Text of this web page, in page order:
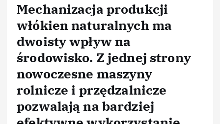
Mechanizacja produkcji
włókien naturalnych ma
dwoisty wpływ na
środowisko. Z jednej strony
nowoczesne maszyny
rolnicze i przędzalnicze
pozwalają na bardziej